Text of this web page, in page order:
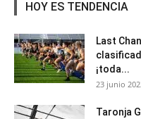
HOY ES TENDENCIA
Last
¡toda...
23 junio
Taronja